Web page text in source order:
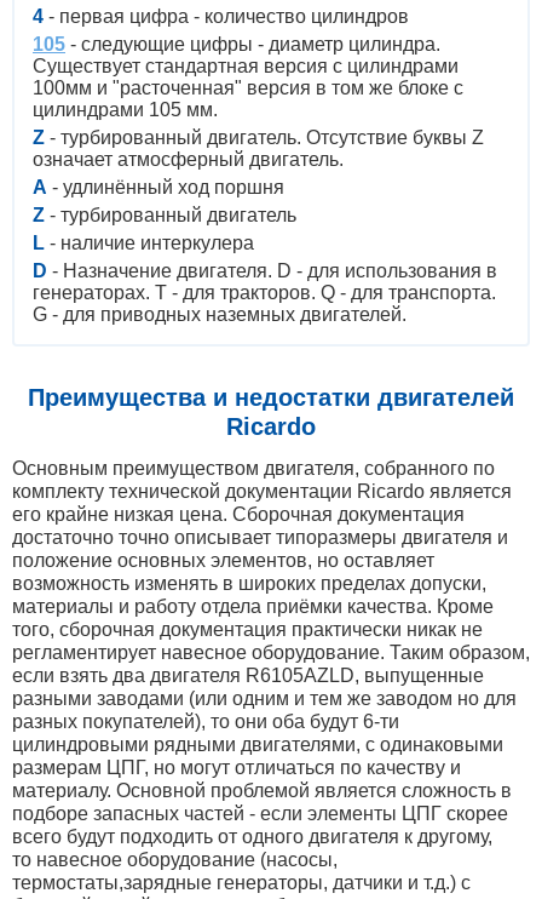
4 - первая цифра - количество цилиндров
105 - следующие цифры - диаметр цилиндра.
Существует стандартная версия с цилиндрами
100мм и "расточенная" версия в том же блоке с
цилиндрами 105 мм.
Z - турбированный двигатель. Отсутствие буквы Z
означает атмосферный двигатель.
A - удлинённый ход поршня
Z - турбированный двигатель
L - наличие интеркулера
D - Назначение двигателя. D - для использования в
генераторах. T - для тракторов. Q - для транспорта.
G - для приводных наземных двигателей.
Преимущества и недостатки двигателей
Ricardo
Основным преимуществом двигателя, собранного по
комплекту технической документации Ricardo является
его крайне низкая цена. Сборочная документация
достаточно точно описывает типоразмеры двигателя и
положение основных элементов, но оставляет
возможность изменять в широких пределах допуски,
материалы и работу отдела приёмки качества. Кроме
того, сборочная документация практически никак не
регламентирует навесное оборудование. Таким образом,
если взять два двигателя R6105AZLD, выпущенные
разными заводами (или одним и тем же заводом но для
разных покупателей), то они оба будут 6-ти
цилиндровыми рядными двигателями, с одинаковыми
размерам ЦПГ, но могут отличаться по качеству и
материалу. Основной проблемой является сложность в
подборе запасных частей - если элементы ЦПГ скорее
всего будут подходить от одного двигателя к другому,
то навесное оборудование (насосы,
термостаты,зарядные генераторы, датчики и т.д.) с